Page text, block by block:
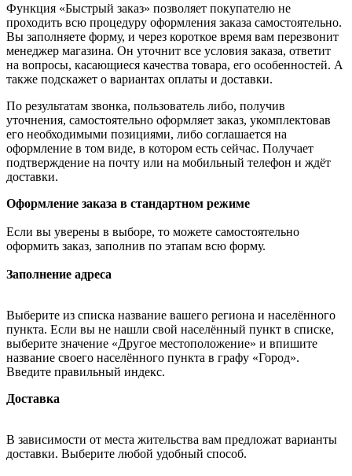
Функция «Быстрый заказ» позволяет покупателю не
проходить всю процедуру оформления заказа самостоятельно.
Вы заполняете форму, и через короткое время вам перезвонит
менеджер магазина. Он уточнит все условия заказа, ответит
на вопросы, касающиеся качества товара, его особенностей. А
также подскажет о вариантах оплаты и доставки.
По результатам звонка, пользователь либо, получив
уточнения, самостоятельно оформляет заказ, укомплектовав
его необходимыми позициями, либо соглашается на
оформление в том виде, в котором есть сейчас. Получает
подтверждение на почту или на мобильный телефон и ждёт
доставки.
Оформление заказа в стандартном режиме
Если вы уверены в выборе, то можете самостоятельно
оформить заказ, заполнив по этапам всю форму.
Заполнение адреса
Выберите из списка название вашего региона и населённого
пункта. Если вы не нашли свой населённый пункт в списке,
выберите значение «Другое местоположение» и впишите
название своего населённого пункта в графу «Город».
Введите правильный индекс.
Доставка
В зависимости от места жительства вам предложат варианты
доставки. Выберите любой удобный способ.